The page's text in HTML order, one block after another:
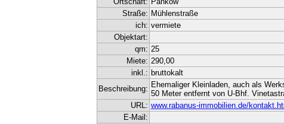
Straße: Mühlenstraße
ich: vermiete
Objektart:
qm: 25
Miete: 290,00
inkl.: bruttokalt
Beschreibung: Ehemaliger Kleinladen, auch als
50 Meter entfernt von U-Bhf.
URL: www.rabanus-immobilien.de/
E-Mail: